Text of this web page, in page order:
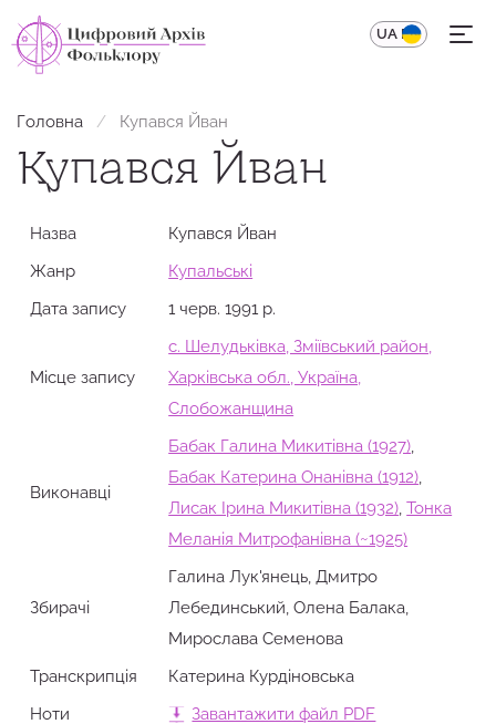
UA EN
Головна Купався Йван
Купався Йван
Назва
Купався Йван
Жанр
Купальські
Дата запису
1 черв. 1991 р.
Місце запису
с. Шелудьківка, Зміївський район,
Харківська обл., Україна,
Слобожанщина
Виконавці
Бабак Галина Микитівна (1927)
Бабак Катерина Онанівна (1912)
Лисак Ірина Микитівна (1932) ,Тонка
Меланія Митрофанівна (~1925)
Збирачi
Галина Лук'янець, Дмитро
Лебединський, Олена Балака,
Мирослава Семенова
Транскрипція
Катерина Курдіновська
Ноти
Завантажити файл PDF